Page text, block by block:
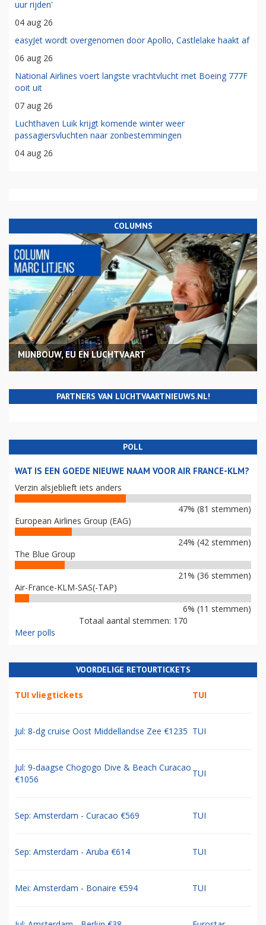
uur rijden'
04 aug 26
easyJet wordt overgenomen door Apollo, Castlelake haakt af
06 aug 26
National Airlines voert langste vrachtvlucht met Boeing 777F
ooit uit
07 aug 26
Luchthaven Luik krijgt komende winter weer
passagiersvluchten naar zonbestemmingen
04 aug 26
COLUMNS
MIJNBOUW, EU EN LUCHTVAART
PARTNERS VAN LUCHTVAARTNIEUWS.NL!
POLL
WAT IS EEN GOEDE NIEUWE NAAM VOOR AIR FRANCE-KLM?
Verzin alsjeblieft iets anders
47% (81 stemmen)
European Airlines Group (EAG)
24% (42 stemmen)
The Blue Group
21% (36 stemmen)
Air-France-KLM-SAS(-TAP)
6% (11 stemmen)
Totaal aantal stemmen: 170
Meer polls
VOORDELIGE RETOURTICKETS
TUI vliegtickets TUI
Jul: 8-dg cruise Oost Middellandse Zee €1235 TUI
Jul: 9-daagse Chogogo Dive & Beach Curacao
€1056
TUI
Sep: Amsterdam - Curacao €569 TUI
Sep: Amsterdam - Aruba €614 TUI
Mei: Amsterdam - Bonaire €594 TUI